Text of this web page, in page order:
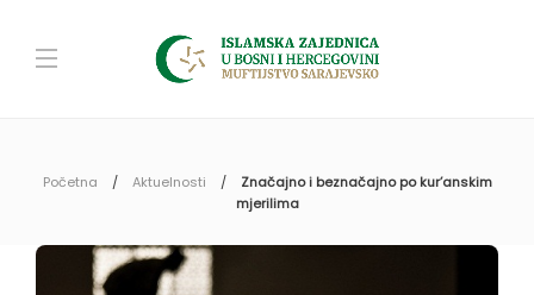
Početna Aktuelnosti
Značajno i beznačajno po kur’anskim
mjerilima